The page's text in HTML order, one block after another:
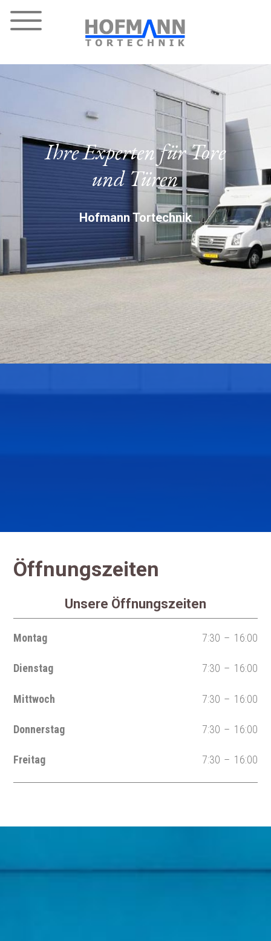
Ihre Experten für Tore
und Türen
Hofmann Tortechnik
Öffnungszeiten
Unsere Öffnungszeiten
Montag 7:30 – 16:00
Dienstag 7:30 – 16:00
Mittwoch 7:30 – 16:00
Donnerstag 7:30 – 16:00
Freitag 7:30 – 16:00